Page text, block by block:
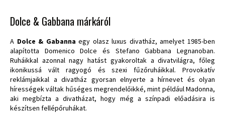
Dolce & Gabbana márkáról
A Dolce & Gabanna egy olasz luxus divatház, amelyet 1985-ben
alapította Domenico Dolce és Stefano Gabbana Legnanoban.
Ruháikkal azonnal nagy hatást gyakoroltak a divatvilágra, főleg
ikonikussá vált ragyogó és szexi fűzőruháikkal. Provokatív
reklámjaikkal a divatház gyorsan elnyerte a hírnevet és olyan
hírességek váltak hűséges megrendelőikké, mint például Madonna,
aki megbízta a divatházat, hogy még a színpadi előadásira is
készítsen fellépőruhákat.